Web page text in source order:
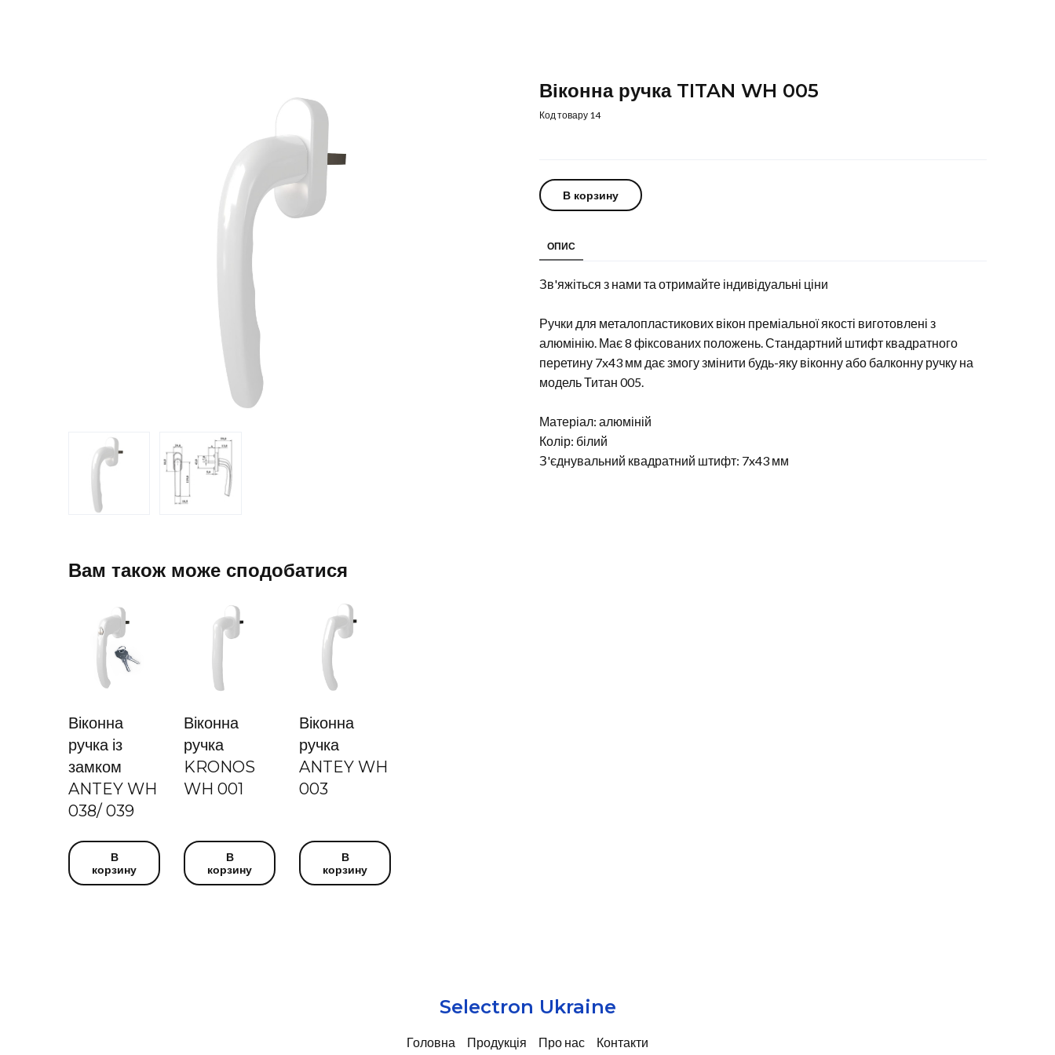
Віконна ручка TITAN WH 005
Код товару 14
В корзину
ОПИС
Зв'яжіться з нами та отримайте індивідуальні ціни
Ручки для металопластикових вікон преміальної якості виготовлені з
алюмінію. Має 8 фіксованих положень. Стандартний штифт квадратного
перетину 7x43 мм дає змогу змінити будь-яку віконну або балконну ручку на
модель Титан 005.
Матеріал: алюміній
Колір: білий
З'єднувальний квадратний штифт: 7x43 мм
Вам також може сподобатися
Віконна
ручка із
замком
ANTEY WH
038/ 039
В
корзину
Віконна
ручка
KRONOS
WH 001
В
корзину
Віконна
ручка
ANTEY WH
003
В
корзину
Selectron Ukraine
Головна Продукція Про нас Контакти